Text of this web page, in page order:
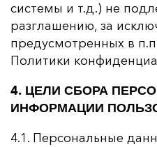
системы и т.д.) не
разглашению, за
предусмотренных в
Политики
4. ЦЕЛИ СБОРА
ИНФОРМАЦИИ
4.1. Персональные